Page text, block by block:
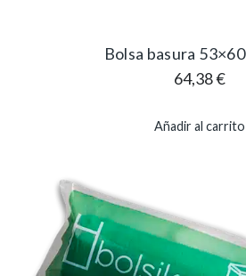
Bolsa basura
64,38€
Añadir al carrito